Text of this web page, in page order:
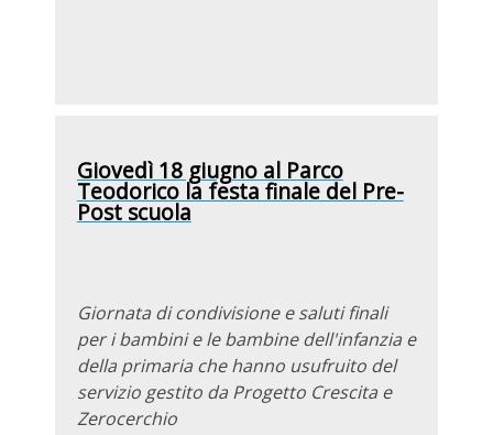
Giovedì 18 giugno al Parco
Teodorico la festa finale del Pre-
Post scuola
Giornata di condivisione e saluti finali
per i bambini e le bambine dell'infanzia e
della primaria che hanno usufruito del
servizio gestito da Progetto Crescita e
Zerocerchio